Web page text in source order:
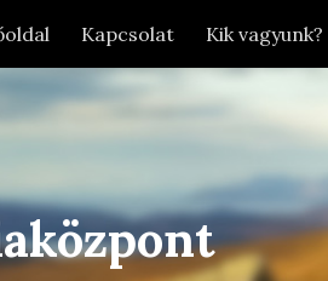
to main content
Kapcsolat Kik vagyunk?